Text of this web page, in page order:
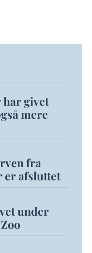
har givet
mere
fra
er afsluttet
under